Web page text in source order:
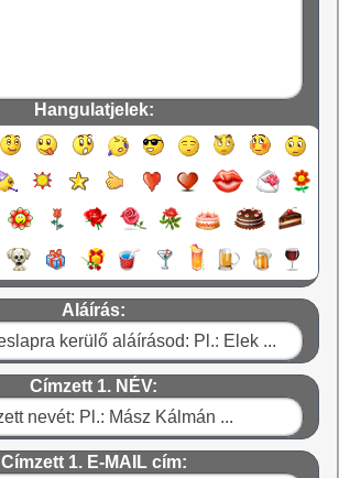
Hangulatjelek:
Aláírás:
Címzett 1. NÉV:
Címzett 1. E-MAIL cím: